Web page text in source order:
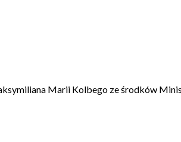
Marii Kolbego ze środków